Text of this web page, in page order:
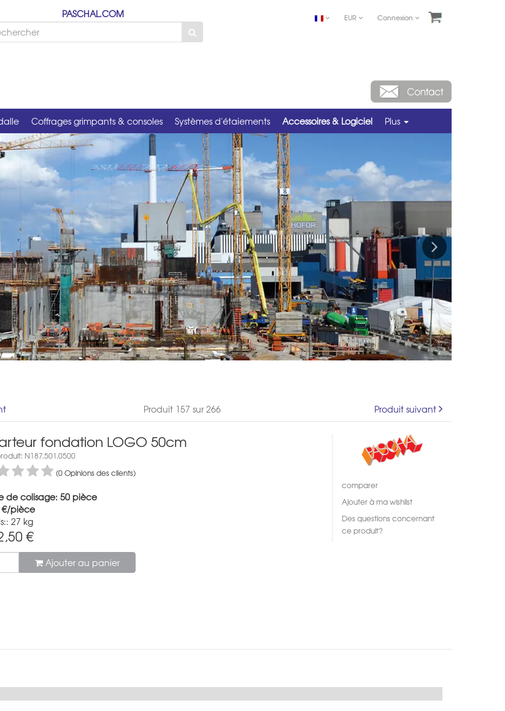
EUR Connexion
PASCHAL.COM
Coffrages grimpants & consoles Systèmes d'étaiements Accessoires & Logiciel Plus
Next
Produit 157 sur 266 Produit suivant
fondation LOGO 50cm
N187.501.0500
(0 Opinions des clients)
de colisage: 50 pièce
€/pièce
27 kg
€
Ajouter au panier
comparer
Ajouter à ma wishlist
Des questions concernant
ce produit?